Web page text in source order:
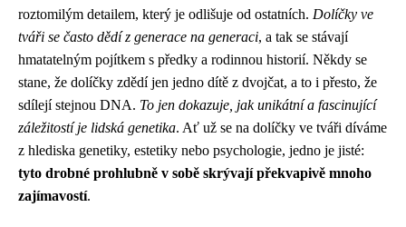
roztomilým detailem, který je odlišuje od ostatních. Dolíčky ve
tváři se často dědí z generace na generaci, a tak se stávají
hmatatelným pojítkem s předky a rodinnou historií. Někdy se
stane, že dolíčky zdědí jen jedno dítě z dvojčat, a to i přesto, že
sdílejí stejnou DNA. To jen dokazuje, jak unikátní a fascinující
záležitostí je lidská genetika. Ať už se na dolíčky ve tváři díváme
z hlediska genetiky, estetiky nebo psychologie, jedno je jisté:
tyto drobné prohlubně v sobě skrývají překvapivě mnoho
zajímavostí.